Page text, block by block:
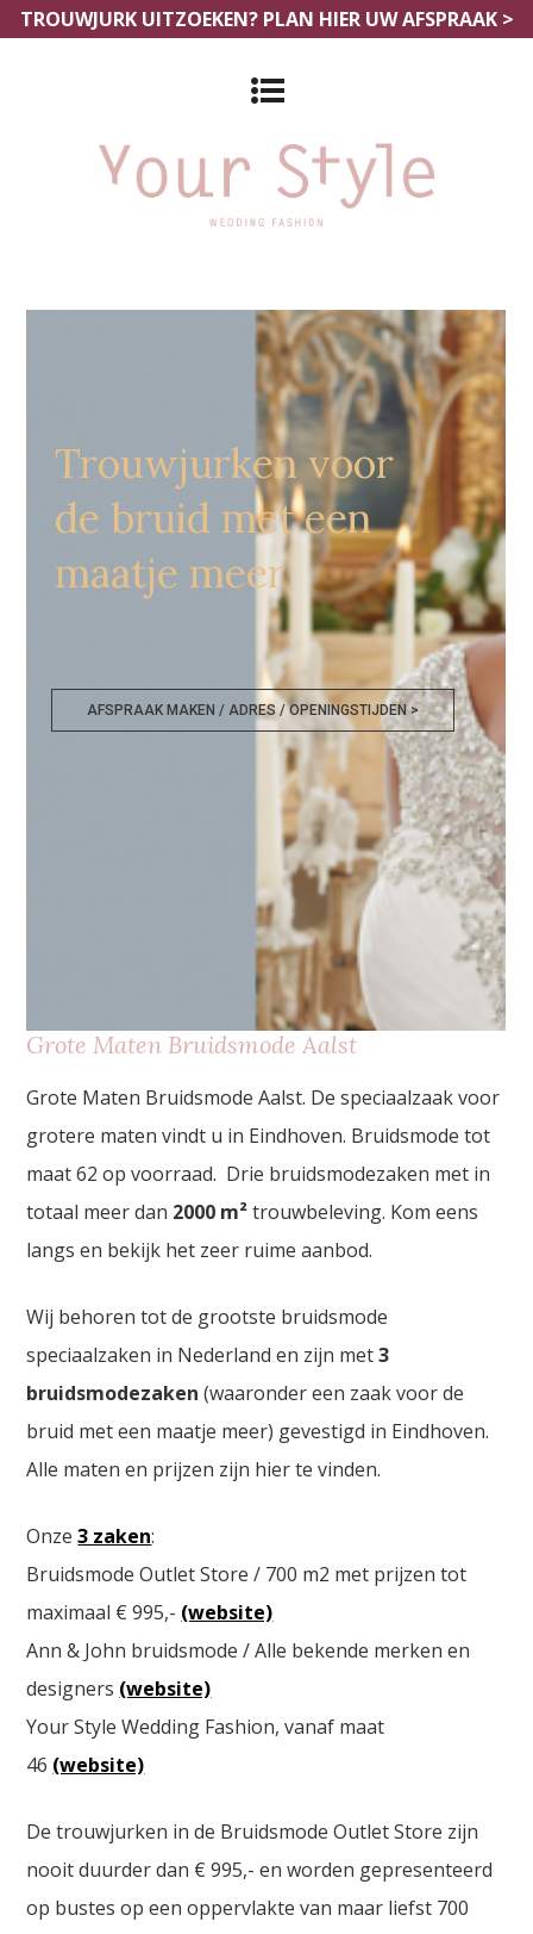
TROUWJURK UITZOEKEN? PLAN HIER UW AFSPRAAK >
Grote Maten Bruidsmode Aalst
Trouwjurken voor
de bruid met een
maatje meer
AFSPRAAK MAKEN / ADRES / OPENINGSTIJDEN >
Grote Maten Bruidsmode Aalst
Grote Maten Bruidsmode Aalst. De speciaalzaak voor
grotere maten vindt u in Eindhoven. Bruidsmode tot
maat 62 op voorraad. Drie bruidsmodezaken met in
totaal meer dan 2000 m²trouwbeleving. Kom eens
langs en bekijk het zeer ruime aanbod.
Wij behoren tot de grootste bruidsmode
speciaalzaken in Nederland en zijn met3
bruidsmodezaken (waaronder een zaak voor de
bruid met een maatje meer) gevestigd in Eindhoven.
Alle maten en prijzen zijn hier te vinden.
Onze3 zaken:
Bruidsmode Outlet Store / 700 m2 met prijzen tot
maximaal € 995,- (website)
Ann & John bruidsmode / Alle bekende merken en
designers (website)
Your Style Wedding Fashion, vanaf maat
46 (website)
De trouwjurken in de Bruidsmode Outlet Store zijn
nooit duurder dan € 995,- en worden gepresenteerd
op bustes op een oppervlakte van maar liefst 700